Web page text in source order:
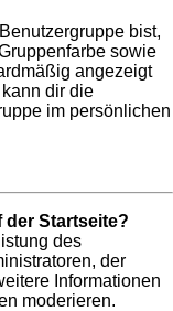
bist,
sowie
angezeigt
dir die
im persönlichen
der Startseite?
des
der
Informationen
moderieren.